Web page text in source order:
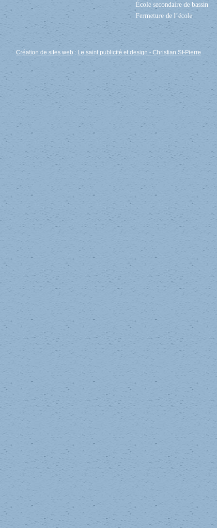
École secondaire de bassin
Fermeture de l’école
Création de sites web : Le saint publicité et design - Christian St-Pierre